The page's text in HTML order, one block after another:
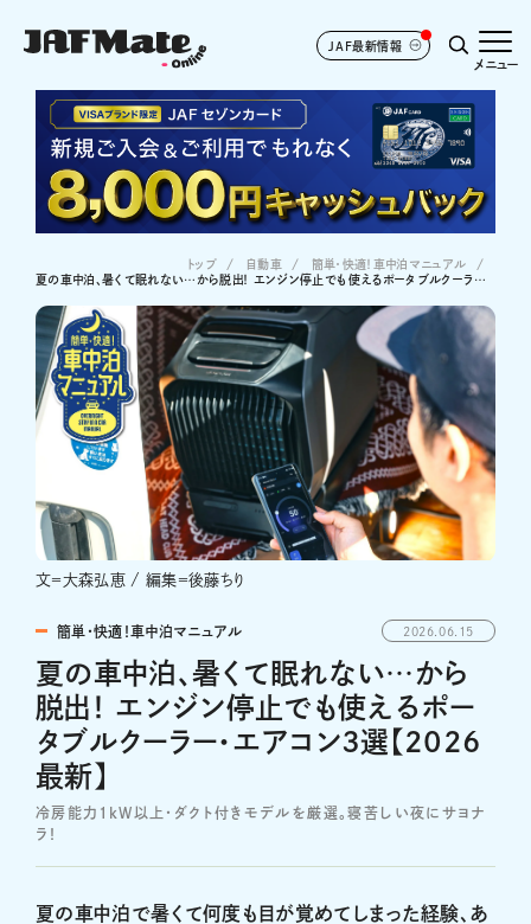
JAF最新情報
メニュー
トップ 自動車
簡単・快適！車中泊マニュアル
夏の車中泊、暑くて眠れない…から脱出！ エンジン停止でも使えるポータブルクーラー・エアコン3選【2026最新】
文＝大森弘恵 / 編集＝後藤ちり
簡単・快適！車中泊マニュアル 2026.06.15
夏の車中泊、暑くて眠れない…から
脱出！ エンジン停止でも使えるポー
タブルクーラー・エアコン3選【2026
最新】
冷房能力1kW以上・ダクト付きモデルを厳選。寝苦しい夜にサヨナ
ラ！
夏の車中泊で暑くて何度も目が覚めてしまった経験、あ